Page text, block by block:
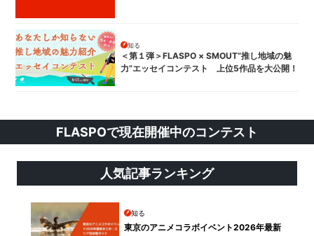
＜第１弾＞FLASPO × SMOUT”推し地域の魅
力”エッセイコンテスト 上位5作品を大公開！
知る
FLASPOで現在開催中のコンテスト
人気記事ランキング
知る
東京のアニメコラボイベント2026年最新